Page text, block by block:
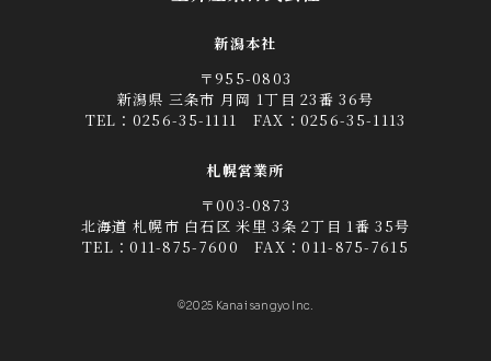
新潟本社
〒955-0803
新潟県 三条市 月岡 1丁目 23番 36号
TEL： 0256-35-1111 FAX：0256-35-1113
札幌営業所
〒003-0873
北海道 札幌市 白石区 米里 3条 2丁目 1番 35号
TEL：011-875-7600 FAX：011-875-7615
©2025 Kanai sangyo Inc.